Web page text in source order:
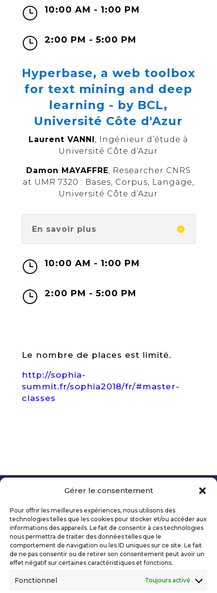
Gérer le consentement
Pour offrir les meilleures expériences, nous utilisons des
technologies telles que les cookies pour stocker et/ou accéder aux
informations des appareils. Le fait de consentir à ces technologies
nous permettra de traiter des données telles que le
comportement de navigation ou les ID uniques sur ce site. Le fait
de ne pas consentir ou de retirer son consentement peut avoir un
effet négatif sur certaines caractéristiques et fonctions.
Fonctionnel Toujours activé
} 10:00 AM - 1:00 PM
} 2:00 PM - 5:00 PM
Hyperbase, a web toolbox
for text mining and deep
learning - by BCL,
Université Côte d'Azur
Laurent VANNI
, Ingénieur d’étude à
Université Côte d’Azur
Damon MAYAFFRE , Researcher CNRS
at UMR 7320 : Bases, Corpus, Langage,
Université Côte d’Azur
En savoir plus
} 10:00 AM - 1:00 PM
} 2:00 PM - 5:00 PM
Le nombre de places est limité.
http://sophia-
summit.fr/sophia2018/fr/#master-
classes
Mentions légales
Politique de confidentialité
Déclaration d’accessibilité numérique
Ils nous soutiennent